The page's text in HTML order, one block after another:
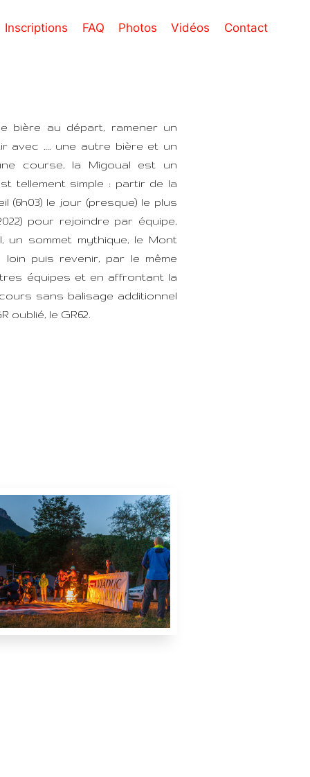
Inscriptions FAQ Photos Vidéos Contact
bière au départ, ramener un
avec …. une autre bière et un
course, la Migoual est un
tellement simple : partir de la
(6h03) le jour (presque) le plus
pour rejoindre par équipe,
un sommet mythique, le Mont
loin puis revenir, par le même
équipes et en affrontant la
sans balisage additionnel
oublié, le GR62.